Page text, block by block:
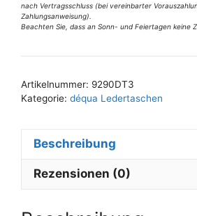
schwarz-
rot-
Rose
Menge
nach Vertragsschluss (bei vereinbarter
Zahlungsanweisung).
Beachten Sie, dass an Sonn- und Feiertagen keine
n
a
i
v
e
Artikelnummer: 9290DT3
Kategorie: déqua Ledertaschen
Beschreibung
Rezensionen (0)